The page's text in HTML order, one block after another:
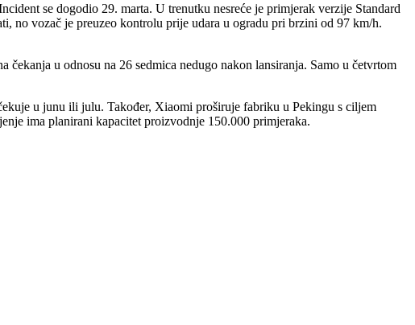
se dogodio 29. marta. U trenutku nesreće je primjerak verzije Standard
no vozač je preuzeo kontrolu prije udara u ogradu pri brzini od 97 km/h.
u odnosu na 26 sedmica nedugo nakon lansiranja. Samo u četvrtom
u junu ili julu. Također, Xiaomi proširuje fabriku u Pekingu s ciljem
ima planirani kapacitet proizvodnje 150.000 primjeraka.